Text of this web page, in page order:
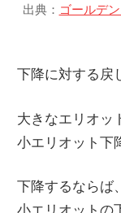
出典： ゴールデ
下降に対する戻
大きなエリオ
小エリオット下
下降するならば、